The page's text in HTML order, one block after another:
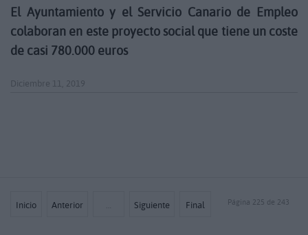
El Ayuntamiento y el Servicio Canario de Empleo
colaboran en este proyecto social que tiene un coste
de casi 780.000 euros
Diciembre 11, 2019
Inicio Anterior … Siguiente Final Página 225 de 243